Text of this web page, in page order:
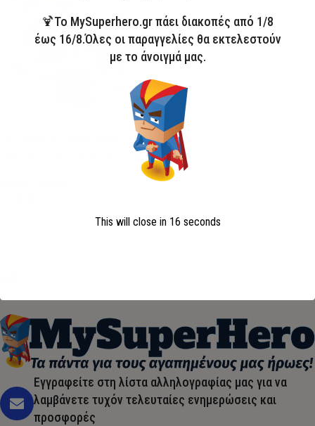
Lagoon, σετ από μικροπλαστικό
Εγγραφείτε στη λίστα αλληλογραφίας μας για να
λαμβάνετε τυχόν τελευταίες ενημερώσεις και
προσφορές
🍹Το MySuperhero.gr πάει διακοπές από 1/8
έως 16/8.Όλες οι παραγγελίες θα εκτελεστούν
με το άνοιγμά μας.
This will close in 15 seconds